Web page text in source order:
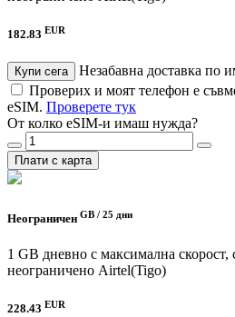
182.83 EUR
Купи сега
Незабавна доставка по
Проверих и моят телефон е
eSIM. Проверете тук
От колко eSIM-и имаш нужда?
Плати с карта
Неограничен GB / 25 дни
1 GB дневно с максимална скорост,
неограничено Airtel(Tigo)
228.43 EUR